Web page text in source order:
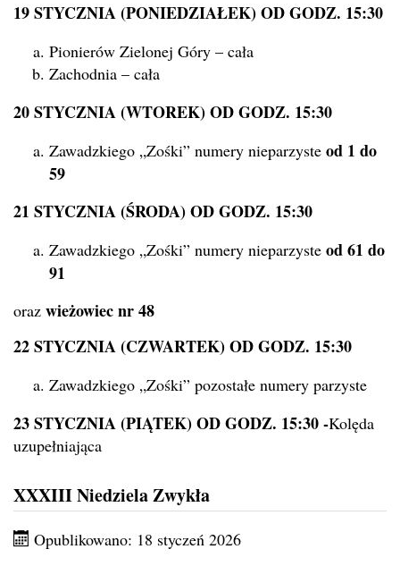
19 STYCZNIA (PONIEDZIAŁEK) OD GODZ. 15:30
Pionierów Zielonej Góry – cała
Zachodnia – cała
20 STYCZNIA (WTOREK) OD GODZ. 15:30
Zawadzkiego „Zośki” numery nieparzyste od 1 do
59
21 STYCZNIA (ŚRODA) OD GODZ. 15:30
Zawadzkiego „Zośki” numery nieparzyste od 61 do
91
oraz wieżowiec nr 48
22 STYCZNIA (CZWARTEK) OD GODZ. 15:30
Zawadzkiego „Zośki” pozostałe numery parzyste
23 STYCZNIA (PIĄTEK) OD GODZ. 15:30 -Kolęda
uzupełniająca
XXXIII Niedziela Zwykła
Opublikowano: 18 styczeń 2026